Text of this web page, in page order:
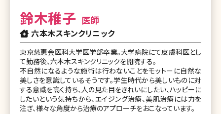
鈴木稚子 医師
六本木スキンクリニック
東京慈恵会医科大学医学部卒業。大学病院にて皮膚科医とし
て勤務後、六本木スキンクリニックを開院する。
不自然になるような施術は行わないことをモットーに自然な
美しさを意識しているそうです。学生時代から美しいものに対
する意識を高く持ち、人の見た目をきれいにしたい、ハッピーに
したいという気持ちから、エイジング治療、美肌治療には力を
注ぎ、様々な角度から治療のアプローチをおこなっています。